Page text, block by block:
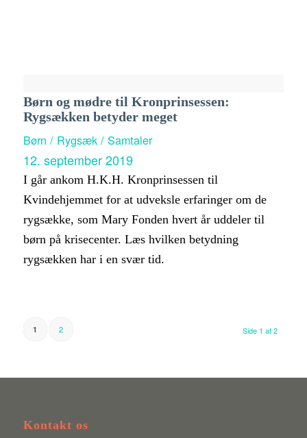
Børn og mødre til Kronprinsessen:
Rygsækken betyder meget
Børn / Rygsæk / Samtaler
12. september 2019
I går ankom H.K.H. Kronprinsessen til
Kvindehjemmet for at udveksle erfaringer om de
rygsække, som Mary Fonden hvert år uddeler til
børn på krisecenter. Læs hvilken betydning
rygsækken har i en svær tid.
Side 1 af 2
1 2
Kontakt os